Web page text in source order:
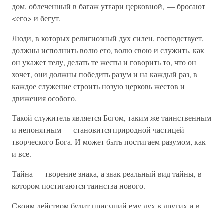
дом, облеченный в багаж утвари церковной, — бросают
<его> и бегут.
Люди, в которых религиозный дух силен, господствует,
должны исполнить волю его, волю свою и служить, как
он укажет телу, делать те жесты и говорить то, что он
хочет, они должны победить разум и на каждый раз, в
каждое служение строить новую церковь жестов и
движения особого.
Такой служитель является Богом, таким же таинственным
и непонятным — становится природной частицей
творческого Бога. И может быть постигаем разумом, как
и все.
Тайна — творение знака, а знак реальный вид тайны, в
котором постигаются таинства нового.
Своим действом будит присущий ему дух в других и в